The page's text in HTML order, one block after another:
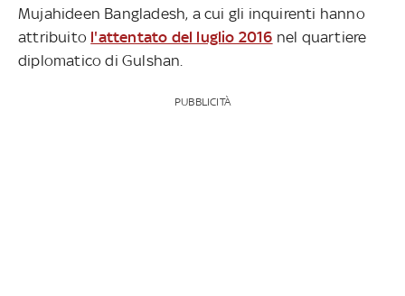
Mujahideen Bangladesh, a cui gli inquirenti hanno
attribuito l'attentato del luglio 2016 nel quartiere
diplomatico di Gulshan.
PUBBLICITÀ